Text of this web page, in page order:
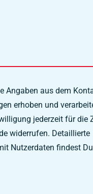
Angaben aus dem
erhoben und
jederzeit für die
widerrufen. Detaillierte
Nutzerdaten findest